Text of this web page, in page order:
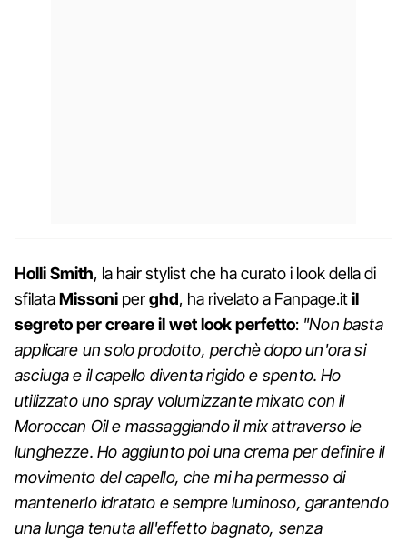
Holli Smith, la hair stylist che ha curato i look della di
sfilataMissoni perghd, ha rivelato a Fanpage.itil
segreto per creare il wet look perfetto: "Non basta
applicare un solo prodotto, perchè dopo un'ora si
asciuga e il capello diventa rigido e spento. Ho
utilizzato uno spray volumizzante mixato con il
Moroccan Oil e massaggiando il mix attraverso le
lunghezze. Ho aggiunto poi una crema per definire il
movimento del capello, che mi ha permesso di
mantenerlo idratato e sempre luminoso, garantendo
una lunga tenuta all'effetto bagnato, senza